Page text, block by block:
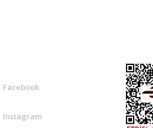
Facebook
Instagram